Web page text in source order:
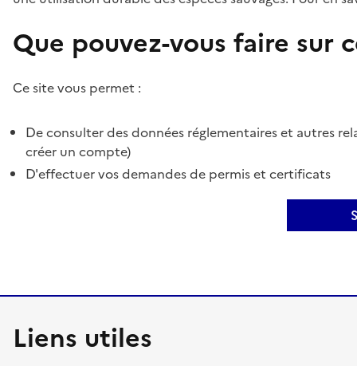
Que pouvez-vous faire sur
Ce site vous permet :
De consulter des données réglementaires et autres
créer un compte)
D'effectuer vos demandes de permis et certificats
Liens utiles